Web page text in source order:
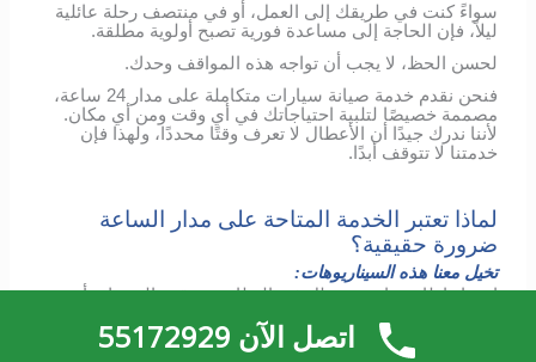
سواءً كنت في طريقك إلى العمل، أو في منتصف رحلة عائلية
ليلاً، فإن الحاجة إلى مساعدة فورية تصبح أولوية مطلقة.
لحسن الحظ، لا يجب أن تواجه هذه المواقف وحدك.
فنحن نقدم خدمة صيانة سيارات متكاملة على مدار 24 ساعة،
مصممة خصيصًا لتلبية احتياجاتك في أي وقت ومن أي مكان.
لأننا ندرك جيدًا أن الأعطال لا تعرف وقتًا محددًا، ولهذا فإن
خدمتنا لا تتوقف أبدًا.
لماذا تعتبر الخدمة المتاحة على مدار الساعة
ضرورة حقيقية؟
تخيل معنا هذه السيناريوهات:
انفجار إطار مفاجئ، تعطل في البطارية، توقف المحرك، أو
ففي مثل هذه الحالات، يصبح الوقت عاملاً حاسمًا للسلامة
اتصل الآن 55172929